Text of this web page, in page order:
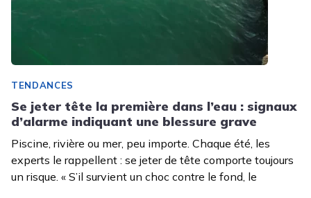
TENDANCES
Se jeter tête la première dans l’eau : signaux
d’alarme indiquant une blessure grave
Piscine, rivière ou mer, peu importe. Chaque été, les
experts le rappellent : se jeter de tête comporte toujours
un risque. « S’il survient un choc contre le fond, le